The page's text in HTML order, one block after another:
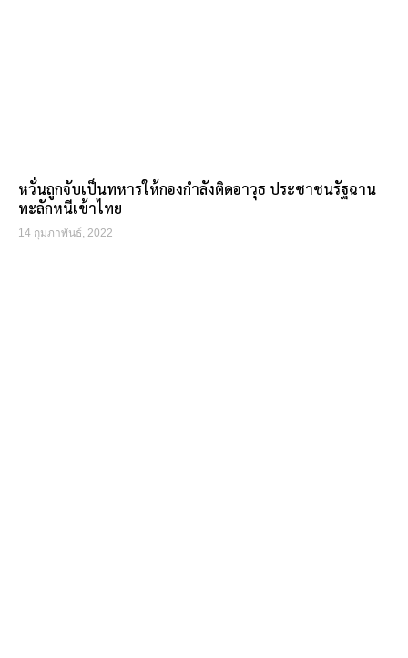
หวั่นถูกจับเป็นทหารให้กองกำลังติดอาวุธ ประชาชนรัฐฉาน
ทะลักหนีเข้าไทย
14 กุมภาพันธ์, 2022